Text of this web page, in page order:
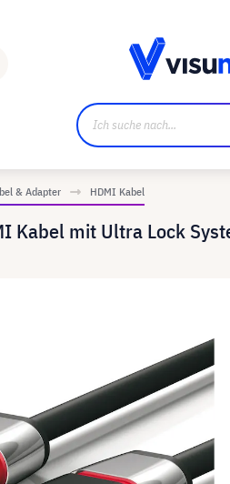
& Adapter HDMI Kabel
Kabel mit Ultra Lock